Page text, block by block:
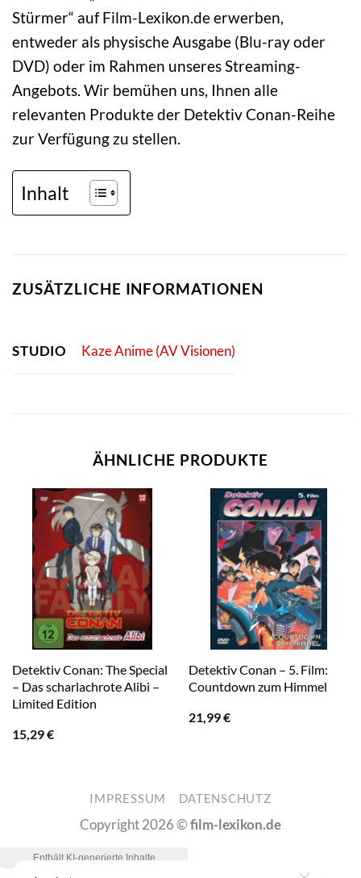
Stürmer“ auf Film-Lexikon.de erwerben,
entweder als physische Ausgabe (Blu-ray oder
DVD) oder im Rahmen unseres Streaming-
Angebots. Wir bemühen uns, Ihnen alle
relevanten Produkte der Detektiv Conan-Reihe
zur Verfügung zu stellen.
Inhalt
ZUSÄTZLICHE INFORMATIONEN
STUDIO Kaze Anime (AV Visionen)
ÄHNLICHE PRODUKTE
Detektiv Conan: The Special
– Das scharlachrote Alibi –
Limited Edition
15,29€
Detektiv Conan – 5. Film:
Countdown zum Himmel
21,99€
IMPRESSUM DATENSCHUTZ
Copyright 2026 ©film-lexikon.de